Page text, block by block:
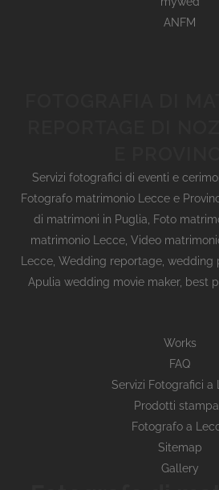
ANFM
Servizi fotografici di eventi e
Fotografo matrimonio Lecce e
di matrimoni in Puglia
Foto
matrimonio Lecce Video
Lecce, Wedding reportage, wedding
Apulia wedding movie maker, best
Works
FAQ
Servizi Fotografici a
Prodotti
Fotografo a
Sitemap
Gallery